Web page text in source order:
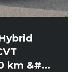
km &#...